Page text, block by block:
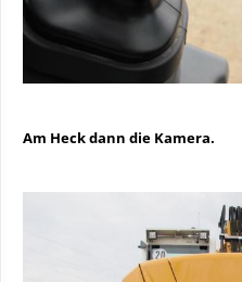
Am Heck dann die Kamera.